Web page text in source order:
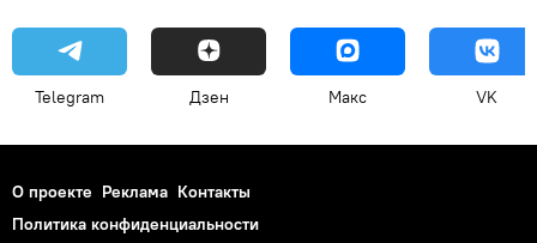
Telegram Дзен Макс VK
О проекте Реклама Контакты
Политика конфиденциальности